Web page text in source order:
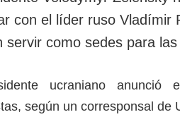
con el líder ruso Vladímir
servir como sedes para
ucraniano anunció
según un corresponsal de